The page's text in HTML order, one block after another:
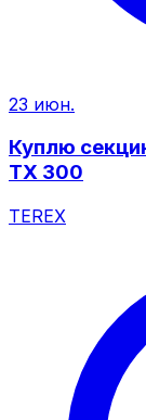
23 июн.
Куплю
TX 300
TEREX